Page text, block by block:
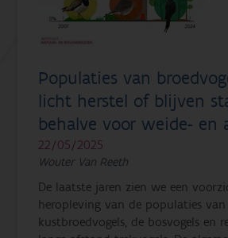
Populaties van
licht herstel of blijven
behalve voor weide- en
22/05/2025
Wouter Van Reeth
De laatste jaren zien we een
heropleving van de populaties van
kustbroedvogels, de bosvogels en